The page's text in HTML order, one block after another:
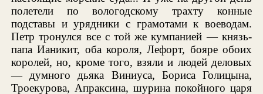
полетели по вологодскому трахту конные
подставы и урядники с грамотами к воеводам.
Петр тронулся все с той же кумпанией — князь-
папа Ианикит, оба короля, Лефорт, бояре обоих
королей, но, кроме того, взяли и людей деловых
— думного дьяка Виниуса, Бориса Голицына,
Троекурова, Апраксина, шурина покойного царя